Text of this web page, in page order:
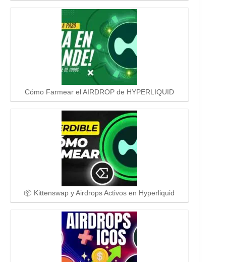
Cómo Farmear el AIRDROP de HYPERLIQUID
📦 Kittenswap y Airdrops Activos en Hyperliquid